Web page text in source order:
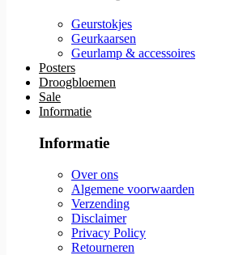
Geurstokjes
Geurkaarsen
Geurlamp & accessoires
Posters
Droogbloemen
Sale
Informatie
Informatie
Over ons
Algemene voorwaarden
Verzending
Disclaimer
Privacy Policy
Retourneren